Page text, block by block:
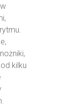
kilku